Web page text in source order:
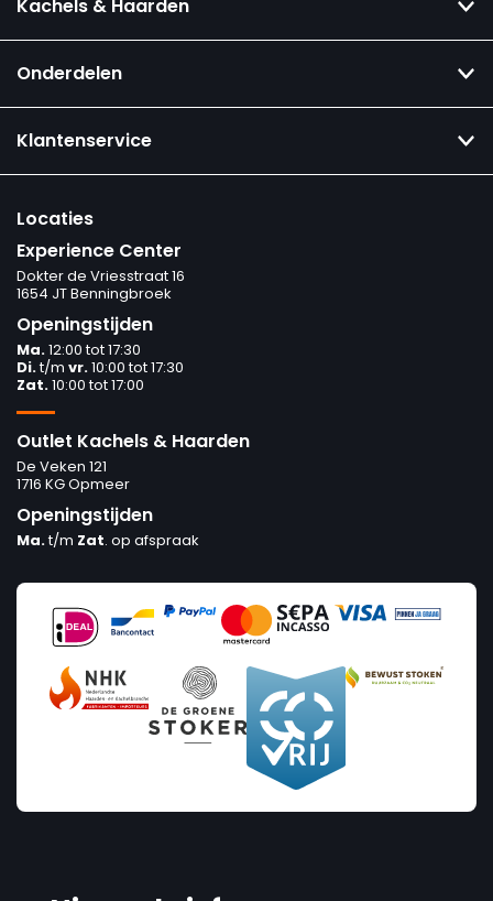
Kachels & Haarden
Onderdelen
Klantenservice
Locaties
Experience Center
Dokter de Vriesstraat 16
1654 JT Benningbroek
Openingstijden
Ma.12:00 tot 17:30
Di.t/m vr.10:00 tot 17:30
Zat.10:00 tot 17:00
Outlet Kachels & Haarden
De Veken 121
1716 KG Opmeer
Openingstijden
Ma.t/m Zat. op afspraak